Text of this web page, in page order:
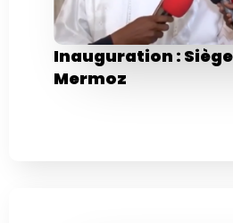
Inauguration :
Mermoz